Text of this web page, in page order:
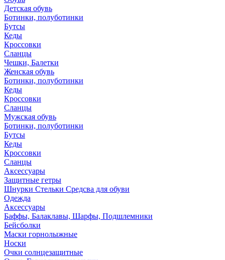
Детская обувь
Ботинки, полуботинки
Бутсы
Кеды
Кроссовки
Сланцы
Чешки, Балетки
Женская обувь
Ботинки, полуботинки
Кеды
Кроссовки
Сланцы
Мужская обувь
Ботинки, полуботинки
Бутсы
Кеды
Кроссовки
Сланцы
Аксессуары
Защитные гетры
Шнурки Стельки Средсва для обуви
Одежда
Аксессуары
Баффы, Балаклавы, Шарфы, Подшлемники
Бейсболки
Маски горнолыжные
Носки
Очки солнцезащитные